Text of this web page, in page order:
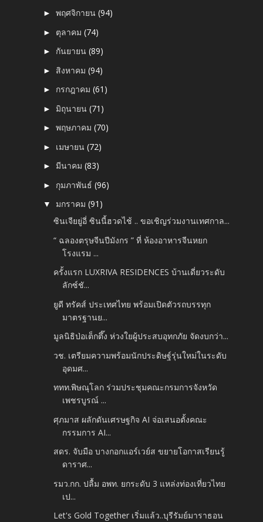
►พฤศจิกายน(94)
► ตุลาคม(74)
► กันยายน(89)
► สิงหาคม(94)
► กรกฎาคม(61)
► มิถุนายน(71)
►พฤษภาคม(70)
► เมษายน(72)
► มีนาคม(83)
► กุมภาพันธ์(96)
▼ มกราคม(91)
ซินเจียยู่อี่ ซินนี้ฮวดไช้ .. ขอเชิญร่วมงานเทศกาล...
“ ฉลองตรุษจีนปีมังกร ” ที่ ห้องอาหารจีนหยก
โรงแรม ...
ครั้งแรก LUXRIVA RESIDENCES บ้านเดี่ยวระดับ
ลักซ์ชั...
ยูดี ทรัคส์ ประเทศไทย พร้อมเปิดตัวรถบรรทุก
มาตรฐานย...
มูลนิธิป่อเต็กตึ๊ง ห่วงใยผู้ประสบอุทกภัย จัดงบกว่า...
วช. เตรียมความพร้อมนักประดิษฐ์รุ่นใหม่ในระดับ
อุดมศ...
ททท.พิษณุโลก ร่วมประชุมคณะกรมการจังหวัด
เพชรบูรณ์ ...
ศุภมาส ผลักดันเศรษฐกิจ AI จ่อเสนอตั้งคณะ
กรรมการ AI...
สดร. จับมือ บางกอกแอร์เวย์ส ขยายโอกาสเรียนรู้
ดาราศ...
รมว.กก. ปลื้ม อพท. ยกระดับ 3 แหล่งท่องเที่ยวไทย
เป...
Let's Gold Together เริ่มแล้ว..บุรีรัมย์มาราธอน